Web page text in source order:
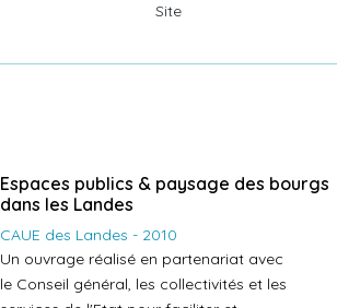
Site
Espaces publics & paysage des bourgs
dans les Landes
CAUE des Landes - 2010
Un ouvrage réalisé en partenariat avec
le Conseil général, les collectivités et les